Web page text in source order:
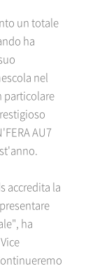
un totale
ha
nel
particolare
AU7
accredita la
ha